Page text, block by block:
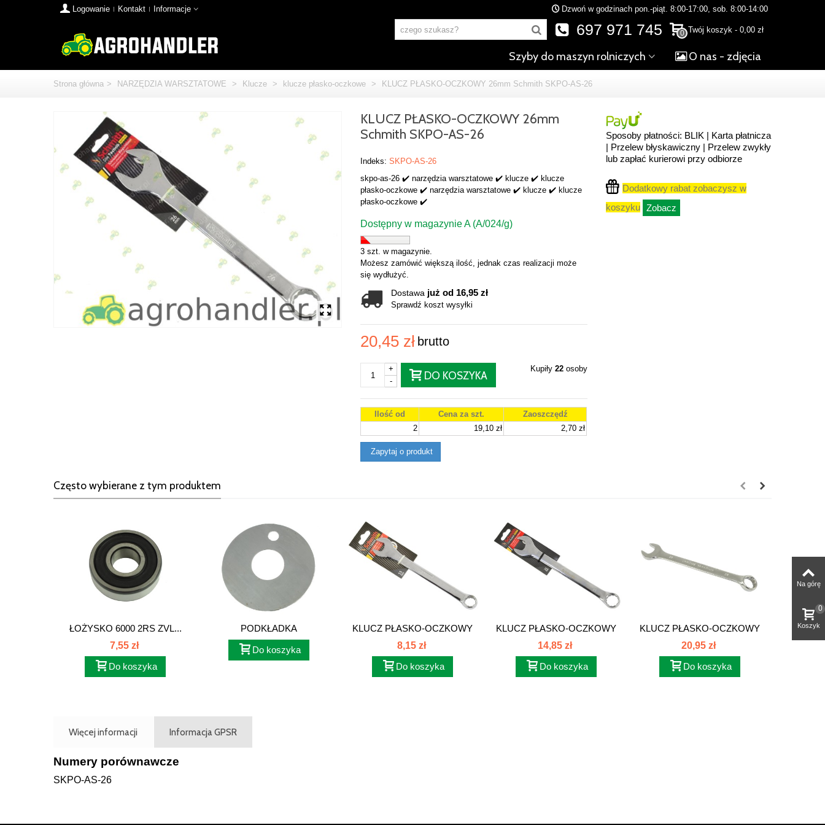
Logowanie Kontakt Informacje Dzwoń w godzinach pon.-piąt. 8:00-17:00, sob. 8:00-14:00
0 Twój koszyk - 0,00 zł
697 971 745
Szyby do maszyn rolniczych O nas - zdjęcia
Strona główna > NARZĘDZIA WARSZTATOWE > Klucze > klucze płasko-oczkowe > KLUCZ PŁASKO-OCZKOWY 26mm Schmith SKPO-AS-26
KLUCZ PŁASKO-OCZKOWY 26mm
Schmith SKPO-AS-26
Indeks: SKPO-AS-26
skpo-as-26 ✔️ narzędzia warsztatowe ✔️ klucze ✔️ klucze
płasko-oczkowe ✔️ narzędzia warsztatowe ✔️ klucze ✔️ klucze
płasko-oczkowe ✔️
Dostępny w magazynie A (A/024/g)
3 szt. w magazynie.
Możesz zamówić większą ilość, jednak czas realizacji może
się wydłużyć.
Dostawa już od 16,95 zł
Sprawdź koszt wysyłki
20,45 zł brutto
-
+
DO KOSZYKA
Kupiły 22osoby
Ilość od Cena za szt.
Zaoszczędź
2
19,10 zł 2,70 zł
Zapytaj o produkt
Sposoby płatności: BLIK | Karta płatnicza
| Przelew błyskawiczny | Przelew zwykły
lub zapłać kurierowi przy odbiorze
Dodatkowy rabat zobaczysz w
koszyku Zobacz
Często wybierane z tym produktem
ŁOŻYSKO 6000 2RS ZVL...
7,55 zł
Do koszyka
PODKŁADKA
DYSTANSOWA...
Do koszyka
KLUCZ PŁASKO-OCZKOWY
15mm...
8,15 zł
Do koszyka
KLUCZ PŁASKO-OCZKOWY
21mm...
14,85 zł
Do koszyka
KLUCZ PŁASKO-OCZKOWY
25mm...
20,95 zł
Do koszyka
KLUCZ
Więcej informacji Informacja GPSR
Numery porównawcze
SKPO-AS-26
Na górę
Koszyk
0